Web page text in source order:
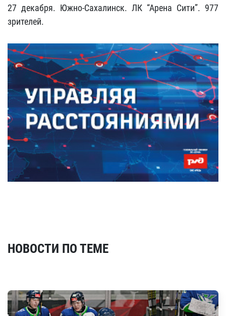
27 декабря. Южно-Сахалинск. ЛК “Арена Сити”. 977
зрителей.
НОВОСТИ ПО ТЕМЕ